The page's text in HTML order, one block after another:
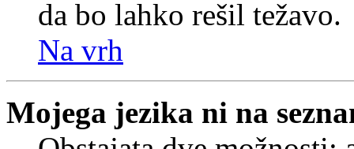
da bo lahko rešil težavo.
Na vrh
Mojega jezika ni na